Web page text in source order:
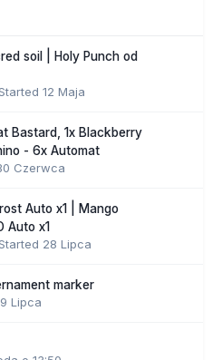
soil | Holy Punch od
12 Maja
Bastard, 1x Blackberry
- 6x Automat
Czerwca
Auto x1 | Mango
Auto x1
28 Lipca
marker
Lipca